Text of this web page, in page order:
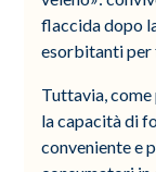
flaccida dopo
esorbitanti per
Tuttavia, come
la capacità di
conveniente e